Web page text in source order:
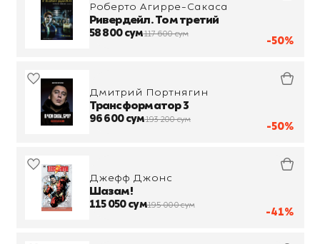
-50%
Роберто Агирре-Сакаса
Ривердейл. Том третий
58 800 сум117 600 сум
-50%
Дмитрий Портнягин
Трансформатор 3
96 600 сум193 200 сум
-41%
Джефф Джонс
Шазам!
115 050 сум195 000 сум